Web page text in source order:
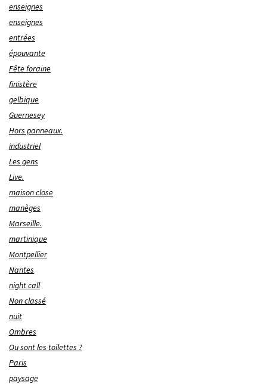
enseignes
enseignes
entrées
épouvante
Fête foraine
finistère
gelbique
Guernesey
Hors panneaux.
industriel
Les gens
Live.
maison close
manèges
Marseille.
martinique
Montpellier
Nantes
night call
Non classé
nuit
Ombres
Ou sont les toilettes ?
Paris
paysage